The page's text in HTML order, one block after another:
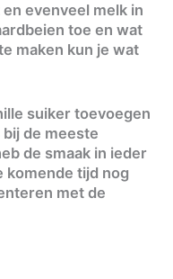
evenveel melk in
toe en wat
maken kun je wat
suiker toevoegen
de meeste
de smaak in ieder
komende tijd nog
met de